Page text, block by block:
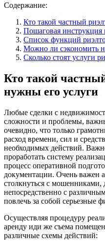
Содержание:
Кто такой частный
Пошаговая инструкция
Список функций
Можно ли сэкономить
Сколько стоят услуги
Кто такой
нужны его услуги
Любые сделки с
сложности и проблемы,
очевидно, что только
расход времени, сил и
необходимых действий.
проработать систему
процесс оперативной
документации. Очень важен
столкнуться с мошенниками,
непосредственно с
повлечь за собой серьезные
Осуществляя процедуру
аренду иди же съема
различные схемы действий: